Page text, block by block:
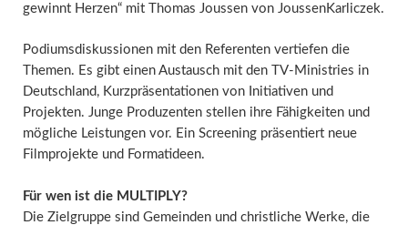
gewinnt Herzen“ mit Thomas Joussen von JoussenKarliczek.
Podiumsdiskussionen mit den Referenten vertiefen die
Themen. Es gibt einen Austausch mit den TV-Ministries in
Deutschland, Kurzpräsentationen von Initiativen und
Projekten. Junge Produzenten stellen ihre Fähigkeiten und
mögliche Leistungen vor. Ein Screening präsentiert neue
Filmprojekte und Formatideen.
Für wen ist die MULTIPLY?
Die Zielgruppe sind Gemeinden und christliche Werke, die